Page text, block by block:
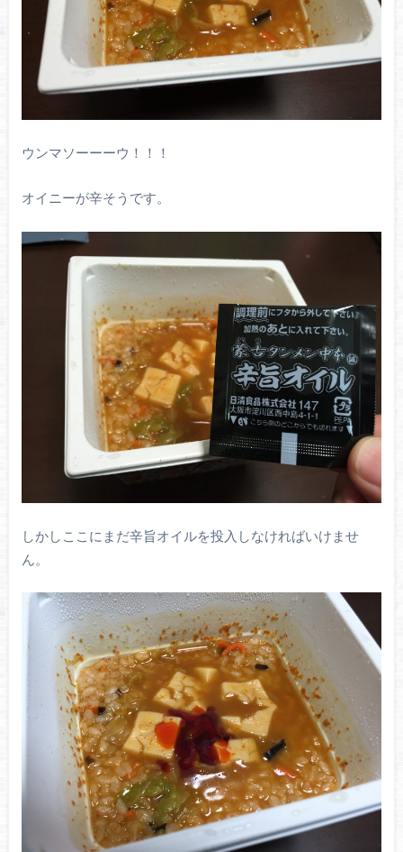
ウンマソーーーウ！！！
オイニーが辛そうです。
しかしここにまだ辛旨オイルを投入しなければいけませ
ん。